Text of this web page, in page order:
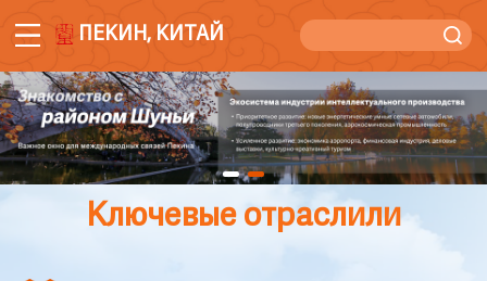
ПЕКИН, КИТАЙ
Ключевые отраслили